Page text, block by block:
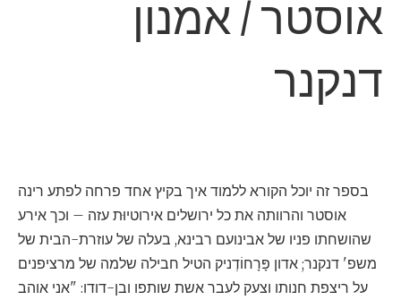
אוסטר / אמנון
דנקנר
בספר זה יוכל הקורא ללמוד איך בקיץ אחד פרחה לפתע רינה
אוסטר והרוותה את כל ירושלים אירוטיוּת עזה – וכך אירע
שהושחתו פניו של אבינועם רבינא, בעלה של עוזרת-הבית של
משפ' דנקנר; אדון פָּרָחוֹדְניק הטיל חבילה שלמה של מרציפנים
על ריצפת חנותו וצעק לעבר אשת שותפו ובן-דודו: "אני אוהב